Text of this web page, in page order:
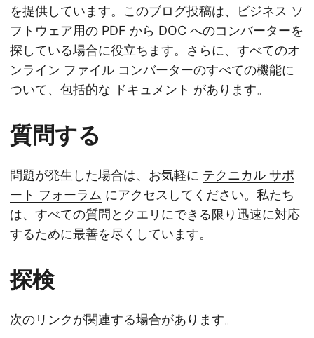
を提供しています。このブログ投稿は、ビジネス ソ
フトウェア用の PDF から DOC へのコンバーターを
探している場合に役立ちます。さらに、すべてのオ
ンライン ファイル コンバーターのすべての機能に
ついて、包括的な ドキュメント があります。
質問する
問題が発生した場合は、お気軽に テクニカル サポ
ート フォーラム にアクセスしてください。私たち
は、すべての質問とクエリにできる限り迅速に対応
するために最善を尽くしています。
探検
次のリンクが関連する場合があります。